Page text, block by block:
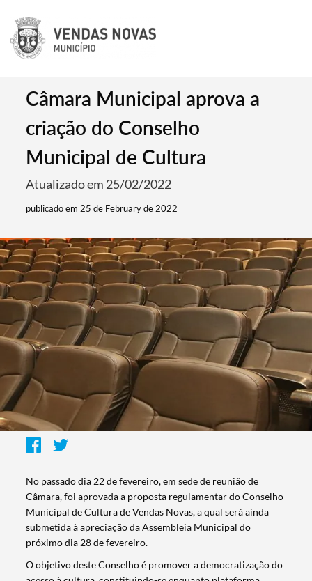
Câmara Municipal aprova a
criação do Conselho
Municipal de Cultura
Atualizado em 25/02/2022
publicado em 25 de February de 2022
No passado dia 22 de fevereiro, em sede de reunião de
Câmara, foi aprovada a proposta regulamentar do Conselho
Municipal de Cultura de Vendas Novas, a qual será ainda
submetida à apreciação da Assembleia Municipal do
próximo dia 28 de fevereiro.
O objetivo deste Conselho é promover a democratização do